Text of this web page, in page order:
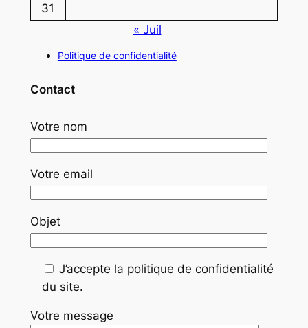
31
« Juil
Politique de confidentialité
Contact
Votre nom
Votre email
Objet
J’accepte la politique de confidentialité
du site.
Votre message